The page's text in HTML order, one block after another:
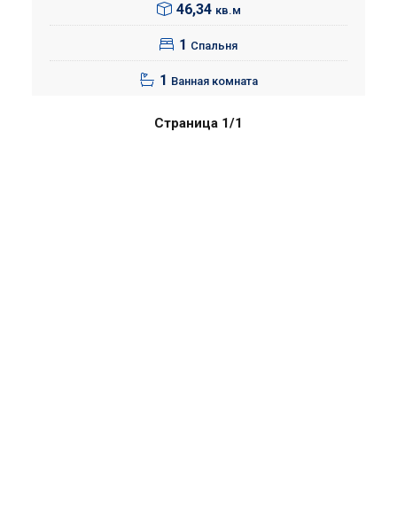
46,34 кв.м
1 Спальня
1 Ванная комната
Страница 1/1